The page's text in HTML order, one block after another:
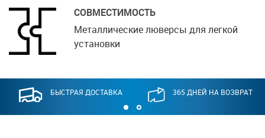
СОВМЕСТИМОСТЬ
Металлические люверсы для легкой
установки
БЫСТРАЯ ДОСТАВКА 365 ДНЕЙ НА ВОЗВРАТ